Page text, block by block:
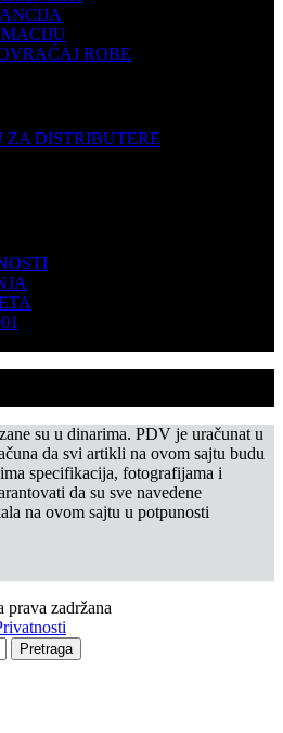
ROBE
ZA DISTRIBUTERE
su u dinarima. PDV je uračunat u
da svi artikli na ovom sajtu budu
specifikacija, fotografijama i
da su sve navedene
na ovom sajtu u potpunosti
zadržana
Pretraga